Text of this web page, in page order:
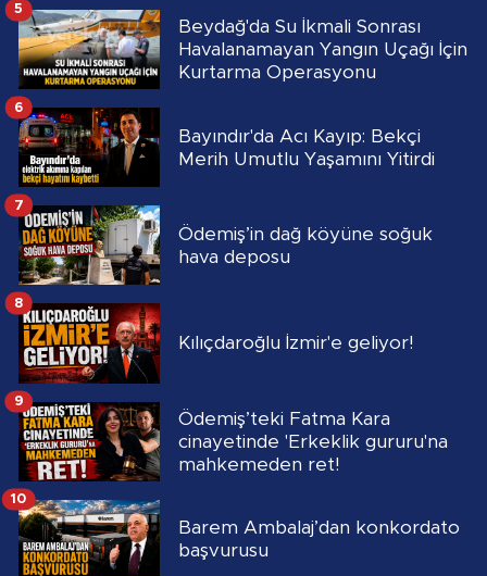
Beydağ'da Su İkmali Sonrası
Havalanamayan Yangın Uçağı İçin
Kurtarma Operasyonu
5
Bayındır'da Acı Kayıp: Bekçi
Merih Umutlu Yaşamını Yitirdi
6
Ödemiş’in dağ köyüne soğuk
hava deposu
7
Kılıçdaroğlu İzmir'e geliyor!
8
Ödemiş’teki Fatma Kara
cinayetinde 'Erkeklik gururu'na
mahkemeden ret!
9
Barem Ambalaj’dan konkordato
başvurusu
10